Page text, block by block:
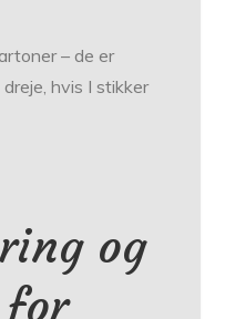
– de er
hvis I stikker
og
for